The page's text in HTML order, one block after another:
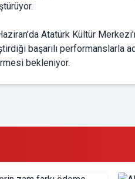
Atatürk Kültür
başarılı performanslarla
bekleniyor.